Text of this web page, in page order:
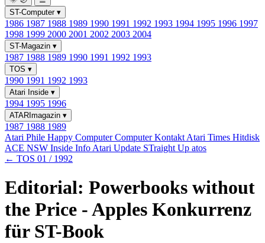
ST-Computer ▾
1986 1987 1988 1989 1990 1991 1992 1993 1994 1995 1996 1997
1998 1999 2000 2001 2002 2003 2004
ST-Magazin ▾
1987 1988 1989 1990 1991 1992 1993
TOS ▾
1990 1991 1992 1993
Atari Inside ▾
1994 1995 1996
ATARImagazin ▾
1987 1988 1989
Atari Phile Happy ComputerComputer Kontakt Atari Times Hitdisk
ACE NSW Inside Info Atari Update STraight Up atos
← TOS 01 / 1992
Editorial: Powerbooks without
the Price - Apples Konkurrenz
für ST-Book